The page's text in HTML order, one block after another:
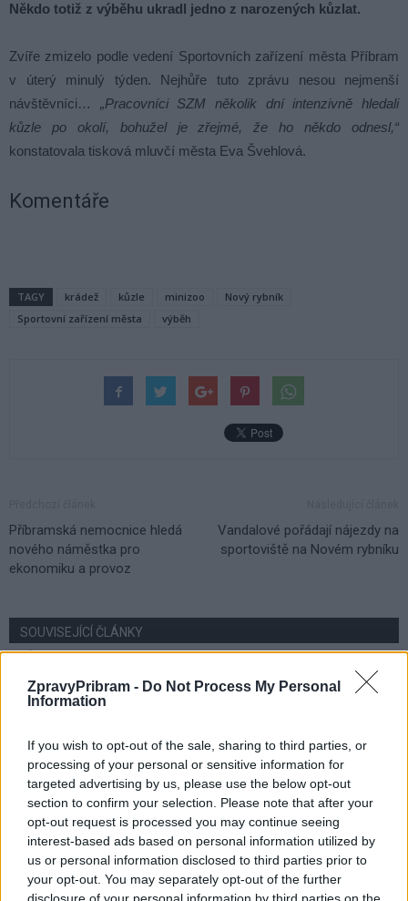
ZpravyPribram - Do Not Process My Personal
Information
If you wish to opt-out of the sale, sharing to third parties, or
processing of your personal or sensitive information for
targeted advertising by us, please use the below opt-out
section to confirm your selection. Please note that after your
opt-out request is processed you may continue seeing
interest-based ads based on personal information utilized by
us or personal information disclosed to third parties prior to
your opt-out. You may separately opt-out of the further
Někdo totiž z výběhu ukradl jedno z narozených kůzlat.
Zvíře zmizelo podle vedení Sportovních zařízení města Příbram
v úterý minulý týden. Nejhůře tuto zprávu nesou nejmenší
návštěvníci… „Pracovníci SZM několik dní intenzivně hledali
kůzle po okolí, bohužel je zřejmé, že ho někdo odnesl,“
konstatovala tisková mluvčí města Eva Švehlová.
Komentáře
TAGY krádež kůzle minizoo
Nový rybník
Sportovní zařízení města
výběh
Příbramská nemocnice hledá
nového náměstka pro
ekonomiku a provoz
Vandalové pořádají nájezdy na
sportoviště na Novém rybníku
SOUVISEJÍCÍ ČLÁNKY
VÍCE OD AUTORA
Zpravodajství
nevyhověla
Zpravodajství
Svatá Hora rozšířila počet bohoslužeb.
Připomíná také ničivý požár z roku 1978
Většina koupališť na Příbramsku nabízí